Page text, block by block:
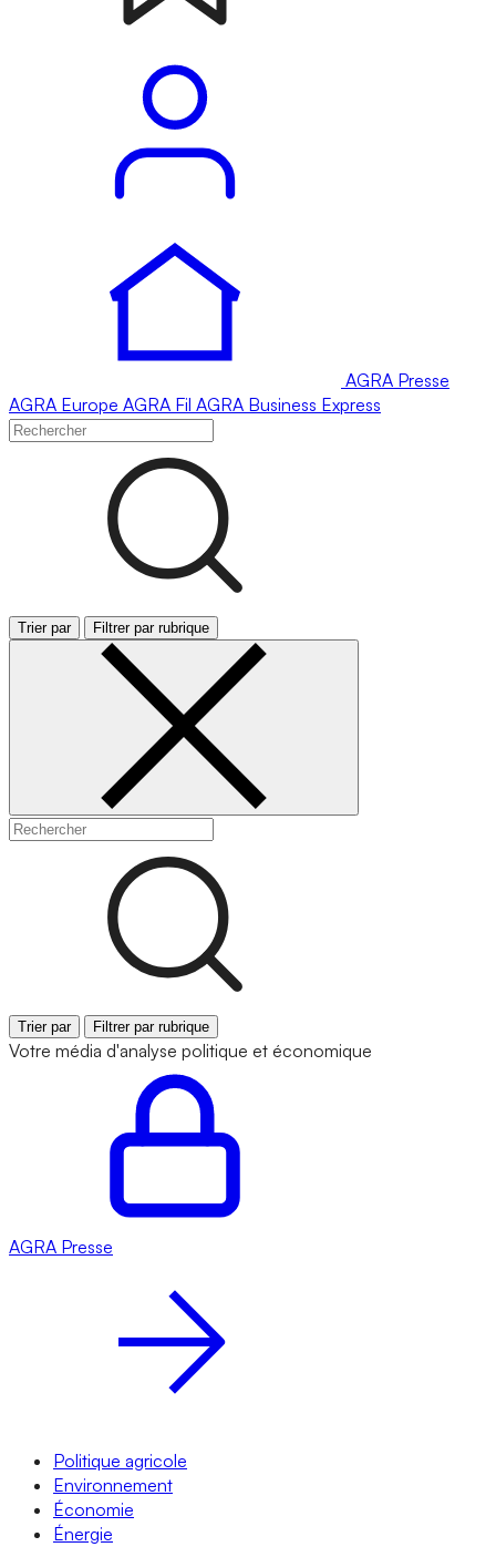
AGRA Presse
AGRA Europe AGRA Fil AGRA Business Express
Trier par Filtrer par rubrique
Trier par Filtrer par rubrique
Votre média d'analyse politique et économique
AGRA Presse
Politique agricole
Environnement
Économie
Énergie